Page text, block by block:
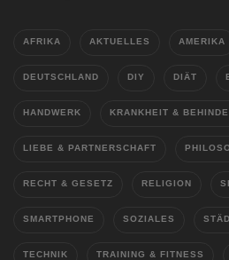
AFRIKA AKTUELLES AMERIKA
DEUTSCHLAND DIY DIÄT
HANDWERK KRANKHEIT &
LIEBE & PARTNERSCHAFT
RECHT & GESETZ RELIGION
SMARTPHONE SOZIALES
TECHNIK TRAINING & FITNESS